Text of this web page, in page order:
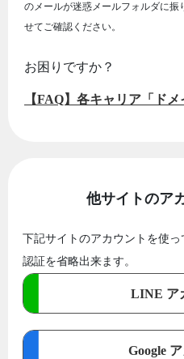
のメールが迷惑メールフォルダに
せてご確認ください。
お困りですか？
【FAQ】各キャリア「ド
他サイトのア
下記サイトのアカウントを使
認証を省略出来ます。
LINE ア
Google